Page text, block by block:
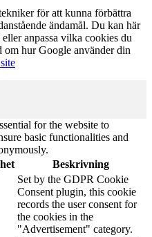
för att kunna förbättra
ändamål. Du kan här
anpassa vilka cookies du
om hur Google använder din
for the website to
basic functionalities and
Beskrivning
Set by the GDPR Cookie
Consent plugin, this cookie
records the user consent for
the cookies in the
"Advertisement" category.